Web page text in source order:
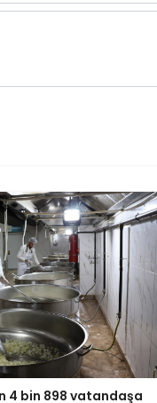
4 bin 898 vatandaşa